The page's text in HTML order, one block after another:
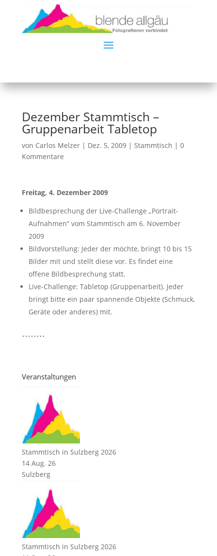
Dezember Stammtisch –
Gruppenarbeit Tabletop
von Carlos Melzer| Dez. 5, 2009| Stammtisch | 0
Kommentare
Freitag, 4. Dezember 2009
Bildbesprechung der Live-Challenge „Portrait-
Aufnahmen“ vom Stammtisch am 6. November
2009
Bildvorstellung: Jeder der möchte, bringt 10 bis 15
Bilder mit und stellt diese vor. Es findet eine
offene Bildbesprechung statt.
Live-Challenge: Tabletop (Gruppenarbeit). Jeder
bringt bitte ein paar spannende Objekte (Schmuck,
Geräte oder anderes) mit.
Veranstaltungen
Stammtisch in Sulzberg 2026
14 Aug. 26
Sulzberg
Stammtisch in Sulzberg 2026